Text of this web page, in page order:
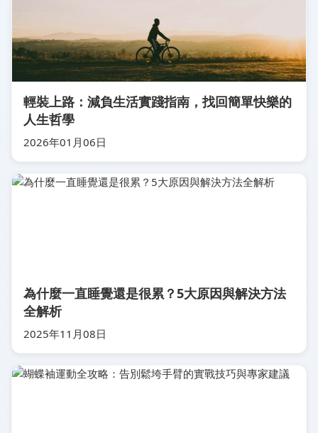
輕裝上路：減負生活實踐指南，找回簡單快樂的
人生哲學
2026年01月06日
為什麼一直睡覺還是很累？5大原因與解決方法
全解析
2025年11月08日